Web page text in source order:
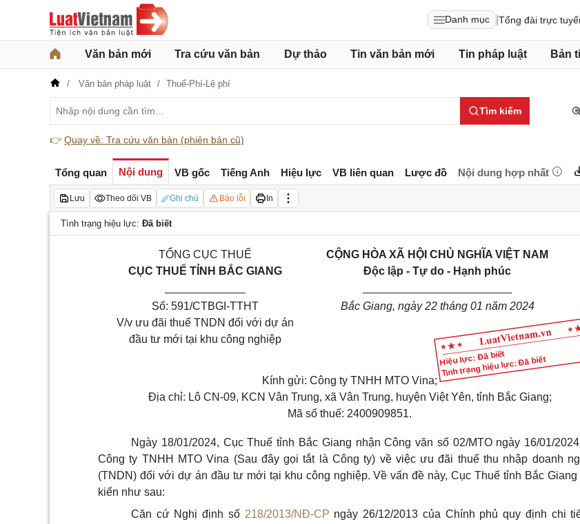
Danh mục Tổng đài trực
Văn bản mới Tra cứu văn bản Dự thảo Tin văn bản mới Tin pháp luật Bản
Văn bản pháp luật Thuế-Phí-Lệ phí
Tìm kiếm
👉 Quay về: Tra cứu văn bản (phiên bản cũ)
Tổng quan Nội dung VB gốc Tiếng Anh Hiệu lực VB liên quan Lược đồ Nội dung hợp nhất
Lưu Theo dõi VB Ghi chú Báo lỗi In
Tình trạng hiệu lực: Đã biết
Hiệu lực: Đã biết
Tình trạng hiệu lực: Đã biết
TỔNG CỤC THUẾ
CỤC THUẾ TỈNH BẮC GIANG
Số: 591/CTBGI-TTHT
V/v ưu đãi thuế TNDN đối với dự án
đầu tư mới tại khu công nghiệp
CỘNG HÒA XÃ HỘI CHỦ NGHĨA VIỆT NAM
Độc lập - Tự do - Hạnh phúc
Bắc Giang, ngày 22 tháng 01 năm 2024
Kính gửi: Công ty TNHH MTO Vina;
Địa chỉ: Lô CN-09, KCN Vân Trung, xã Vân Trung, huyện Việt Yên, tỉnh Bắc Giang;
Mã số thuế: 2400909851.
Ngày 18/01/2024, Cục Thuế tỉnh Bắc Giang nhận Công văn số 02/MTO ngày 16/01/
Công ty TNHH MTO Vina (Sau đây gọi tắt là Công ty) về việc ưu đãi thuế thu nhập doanh
(TNDN) đối với dự án đầu tư mới tại khu công nghiệp. Về vấn đề này, Cục Thuế tỉnh Bắc Giang
kiến như sau:
Căn cứ Nghị định số 218/2013/NĐ-CP ngày 26/12/2013 của Chính phủ quy định chi